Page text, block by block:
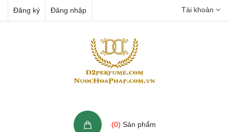
Đăng ký Đăng nhập Tài khoản
(0) Sản phẩm